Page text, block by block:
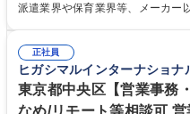
れているため、スムーズに仕事に
募集職種 【大阪・京都・滋賀】営
派遣業界や保育業界等、メーカー
えて、お客様や社員の状況に合わ
待され。組織を支えるスペシャリ
社員から頼られる存在になること
務の持ち帰りも禁止されており、
正社員
ヒガシマルインターナショナ
東京都中央区【営業事務
なめ/リモート等相談可 営